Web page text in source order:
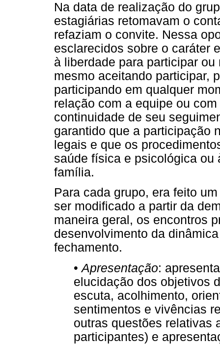
Na data de realização do
estagiárias retomavam o
refaziam o convite. Nessa
esclarecidos sobre o caráter
à liberdade para participar
mesmo aceitando participar,
participando em qualquer
relação com a equipe ou
continuidade de seu
garantido que a participação
legais e que os
saúde física e psicológica ou
família.
Para cada grupo, era feito
ser modificado a partir da
maneira geral, os encontros
desenvolvimento da
fechamento.
• Apresentação:
elucidação dos objetivos
escuta, acolhimento,
sentimentos e vivências
outras questões relativas
participantes) e